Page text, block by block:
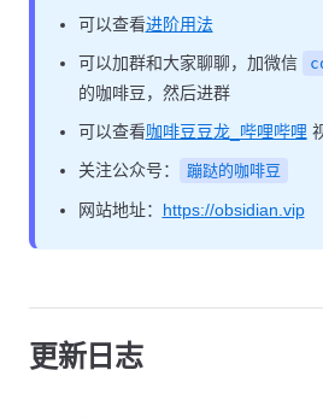
可以查看进阶用法
可以加群和大家聊聊，加微信
的咖啡豆，然后进群
可以查看咖啡豆豆龙_哔哩哔哩
关注公众号：
蹦跶的咖啡豆
网站地址： https://obsidian.vip
更新日志